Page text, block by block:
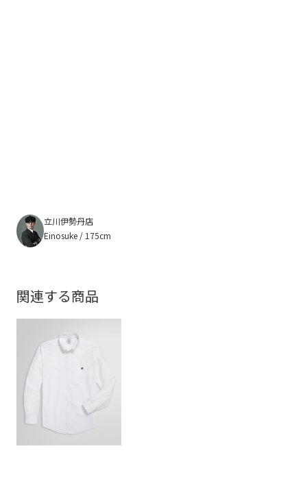
立川伊勢丹店
Einosuke / 175cm
関連する商品